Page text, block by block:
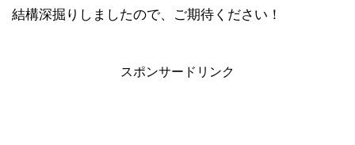
結構深掘りしましたので、ご期待ください！
スポンサードリンク